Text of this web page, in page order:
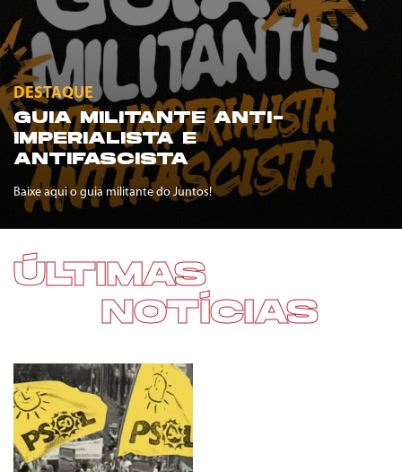
DESTAQUE
GUIA MILITANTE ANTI-
IMPERIALISTA E
ANTIFASCISTA
Baixe aqui o guia militante do Juntos!
ÚLTIMAS
NOTÍCIAS